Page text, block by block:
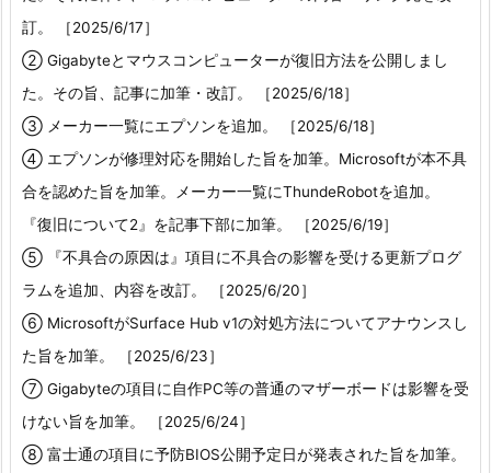
訂。 ［2025/6/17］
② Gigabyteとマウスコンピューターが復旧方法を公開しまし
た。その旨、記事に加筆・改訂。 ［2025/6/18］
③ メーカー一覧にエプソンを追加。 ［2025/6/18］
④ エプソンが修理対応を開始した旨を加筆。Microsoftが本不具
合を認めた旨を加筆。メーカー一覧にThundeRobotを追加。
『復旧について2』を記事下部に加筆。 ［2025/6/19］
⑤ 『不具合の原因は』項目に不具合の影響を受ける更新プログ
ラムを追加、内容を改訂。 ［2025/6/20］
⑥ MicrosoftがSurface Hub v1の対処方法についてアナウンスし
た旨を加筆。 ［2025/6/23］
⑦ Gigabyteの項目に自作PC等の普通のマザーボードは影響を受
けない旨を加筆。 ［2025/6/24］
⑧ 富士通の項目に予防BIOS公開予定日が発表された旨を加筆。